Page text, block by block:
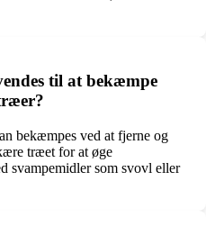
til at bekæmpe
bekæmpes ved at fjerne og
træet for at øge
svampemidler som svovl eller